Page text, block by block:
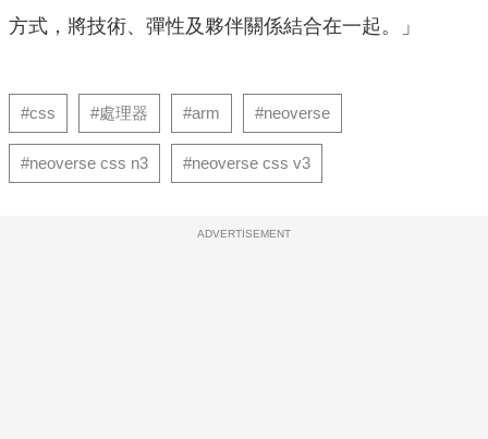
方式，將技術、彈性及夥伴關係結合在一起。」
#css #處理器 #arm #neoverse
#neoverse css n3 #neoverse css v3
ADVERTISEMENT